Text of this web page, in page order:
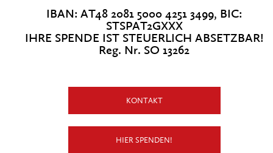
IBAN: AT48 2081 5000 4251 3499, BIC:
STSPAT2GXXX
IHRE SPENDE IST STEUERLICH ABSETZBAR!
Reg. Nr. SO 13262
KONTAKT
HIER SPENDEN!